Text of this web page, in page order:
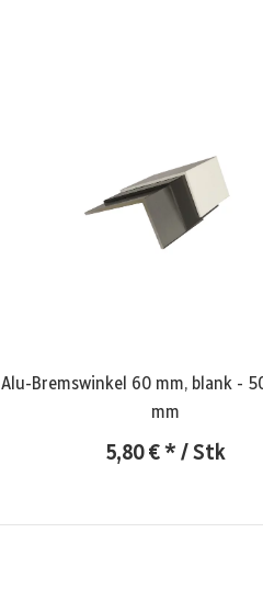
Alu-Bremswinkel 60 mm, blank -
mm
5,80 €* / Stk